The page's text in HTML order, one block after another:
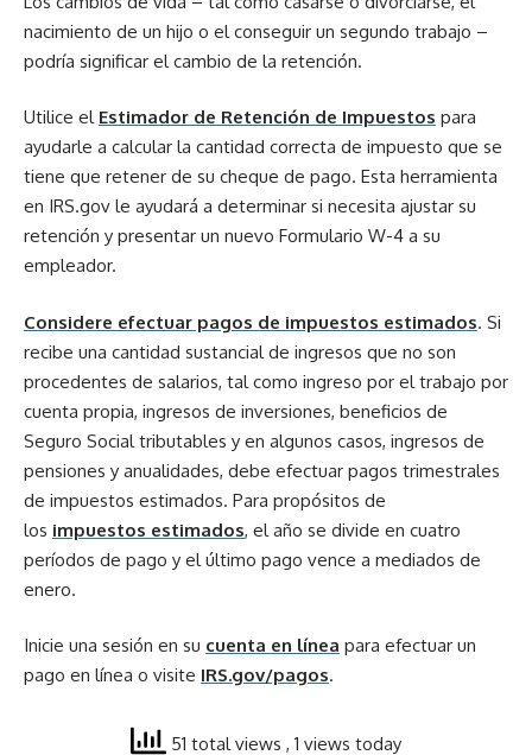
nacimiento de un hijo o el conseguir un segundo trabajo –
podría significar el cambio de la retención.
Utilice el Estimador de Retención de Impuestos para
ayudarle a calcular la cantidad correcta de impuesto que se
tiene que retener de su cheque de pago. Esta herramienta
en IRS.gov le ayudará a determinar si necesita ajustar su
retención y presentar un nuevo Formulario W-4 a su
empleador.
Considere efectuar pagos de impuestos estimados. Si
recibe una cantidad sustancial de ingresos que no son
procedentes de salarios, tal como ingreso por el trabajo por
cuenta propia, ingresos de inversiones, beneficios de
Seguro Social tributables y en algunos casos, ingresos de
pensiones y anualidades, debe efectuar pagos trimestrales
de impuestos estimados. Para propósitos de
los impuestos estimados, el año se divide en cuatro
períodos de pago y el último pago vence a mediados de
enero.
Inicie una sesión en su cuenta en línea para efectuar un
pago en línea o visite IRS.gov/pagos.
51 total views , 1 views today